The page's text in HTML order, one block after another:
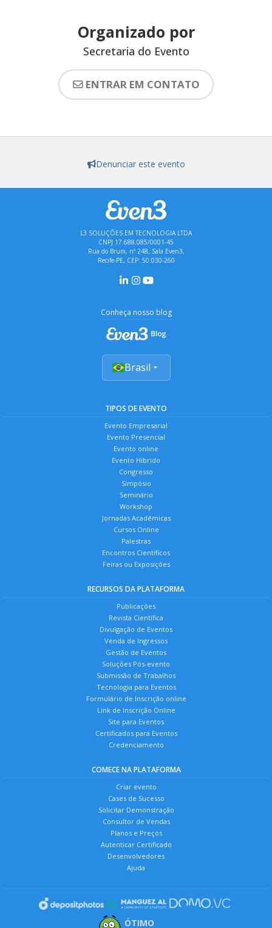
Organizado por
Secretaria do Evento
ENTRAR EM CONTATO
Denunciar este evento
L3 SOLUÇÕES EM TECNOLOGIA LTDA
CNPJ 17.688.085/0001-45
Rua do Brum, nº 248, Sala Even3,
Recife-PE, CEP: 50.030-260
Conheça nosso blog
Brasil
TIPOS DE EVENTO
Evento Empresarial
Evento Presencial
Evento online
Evento Híbrido
Congresso
Simpósio
Seminário
Workshop
Jornadas Acadêmicas
Cursos Online
Palestras
Encontros Científicos
Feiras ou Exposições
RECURSOS DA PLATAFORMA
Publicações
Revista Científica
Divulgação de Eventos
Venda de Ingressos
Gestão de Eventos
Soluções Pós-evento
Submissão de Trabalhos
Tecnologia para Eventos
Formulário de Inscrição online
Link de Inscrição Online
Site para Eventos
Certificados para Eventos
Credenciamento
COMECE NA PLATAFORMA
Criar evento
Cases de Sucesso
Solicitar Demonstração
Consultor de Vendas
Planos e Preços
Autenticar Certificado
Desenvolvedores
Ajuda
ÓTIMO